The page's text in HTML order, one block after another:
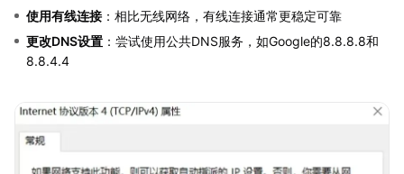
使用有线连接 ：相比无线网络，有线连接通常更稳定可靠
更改DNS设置 ：尝试使用公共DNS服务，如Google的8.8.8.8和
8.8.4.4